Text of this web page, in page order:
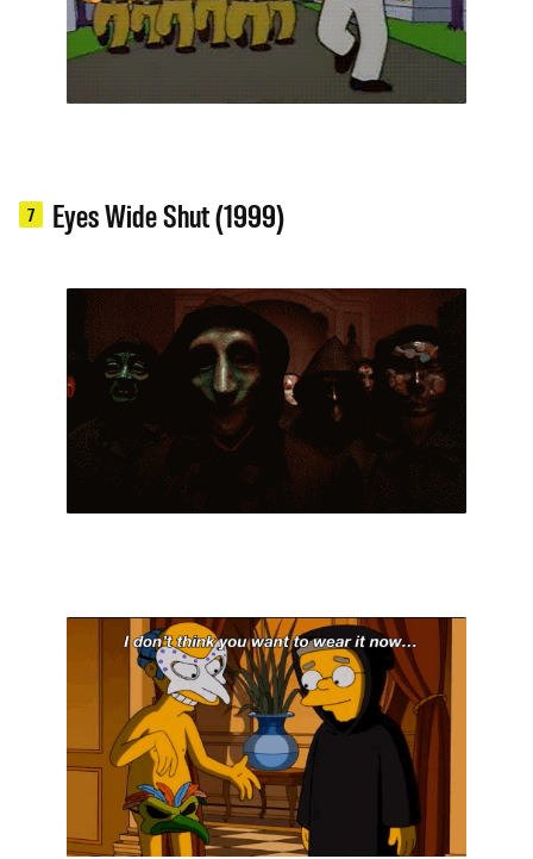
7 Eyes Wide Shut (1999)